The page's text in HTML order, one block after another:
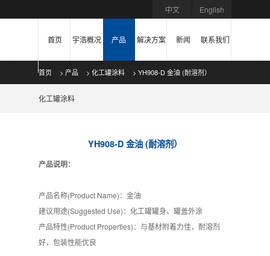
中文 English
首页 宇浩概况 产品 解决方案 新闻 联系我们
首页 > 产品 > 化工罐涂料 > YH908-D 金油 (耐溶剂）
化工罐涂料
YH908-D 金油 (耐溶剂）
产品说明：
产品名称(Product Name)：金油
建议用途(Suggested Use)：化工罐罐身、罐盖外涂
产品特性(Product Properties)：与基材附着力佳，耐溶剂
好，包装性能优良